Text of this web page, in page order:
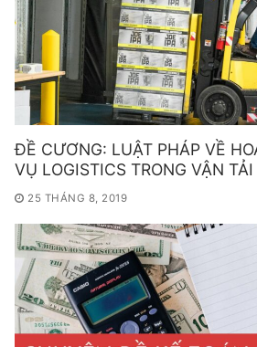
ĐỀ CƯƠNG: LUẬT PHÁP VỀ
VỤ LOGISTICS TRONG VẬN
25 THÁNG 8, 2019